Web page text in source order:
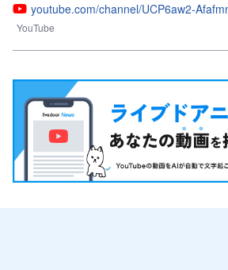
youtube.com/channel/UCP6aw2-
YouTube